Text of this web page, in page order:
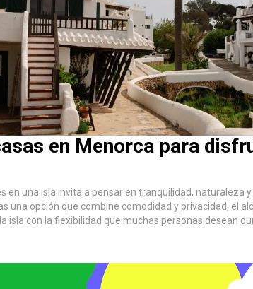
en Menorca para
en una isla invita a pensar en tranquilidad, naturaleza
una opción que combine comodidad y privacidad, el
isla con la flexibilidad que muchas personas desean